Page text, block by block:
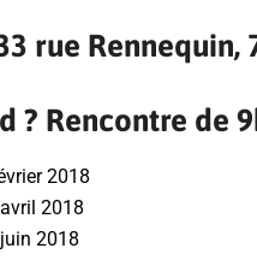
rue Rennequin,
? Rencontre de
2018
2018
2018